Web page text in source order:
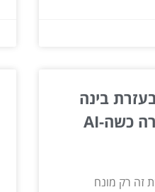
בינה
מלאכותית – מה יקרה כשה-AI
זה רק מונח